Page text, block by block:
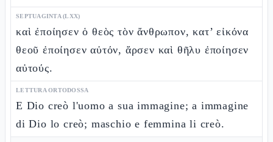
SEPTUAGINTA (LXX)
καὶ ἐποίησεν ὁ θεὸς τὸν ἄνθρωπον, κατ’ εἰκόνα
θεοῦ ἐποίησεν αὐτόν, ἄρσεν καὶ θῆλυ ἐποίησεν
αὐτούς.
LETTURA ORTODOSSA
E Dio creò l'uomo a sua immagine; a immagine
di Dio lo creò; maschio e femmina li creò.